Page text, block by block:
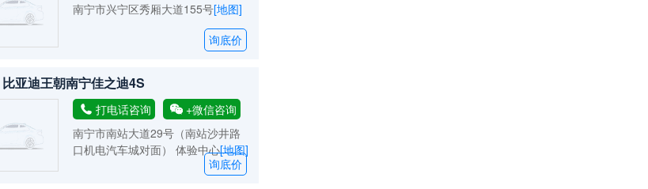
南宁市兴宁区秀厢大道155号[地图]
询底价
比亚迪王朝南宁佳之迪4S
打电话咨询
+微信咨询
南宁市南站大道29号（南站沙井路
口机电汽车城对面） 体验中心[地图]
询底价